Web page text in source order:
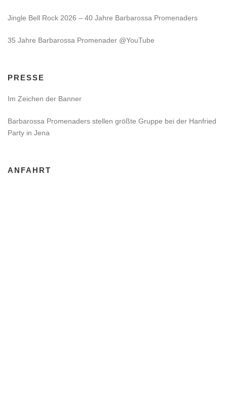
Jingle Bell Rock 2026 – 40 Jahre Barbarossa Promenaders
35 Jahre Barbarossa Promenader @YouTube
PRESSE
Im Zeichen der Banner
Barbarossa Promenaders stellen größte Gruppe bei der Hanfried
Party in Jena
ANFAHRT